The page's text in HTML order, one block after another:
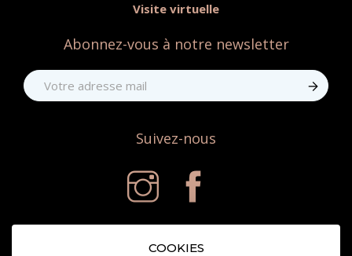
COOKIES
Visite virtuelle
Abonnez-vous à notre newsletter
Suivez-nous